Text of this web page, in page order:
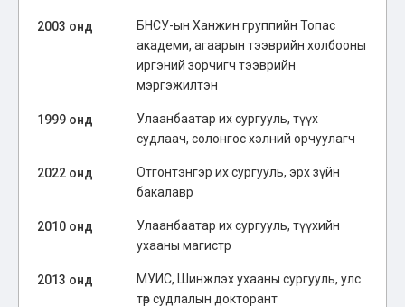
2003 онд
БНСУ-ын Ханжин группийн Топас
академи, агаарын тээврийн холбооны
иргэний зорчигч тээврийн
мэргэжилтэн
1999 онд
Улаанбаатар их сургууль, түүх
судлаач, солонгос хэлний орчуулагч
2022 онд
Отгонтэнгэр их сургууль, эрх зүйн
бакалавр
2010 онд
Улаанбаатар их сургууль, түүхийн
ухааны магистр
2013 онд
МУИС, Шинжлэх ухааны сургууль, улс
төр судлалын докторант